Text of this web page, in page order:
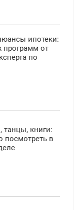
ипотеки:
программ от
по
танцы, книги:
посмотреть в